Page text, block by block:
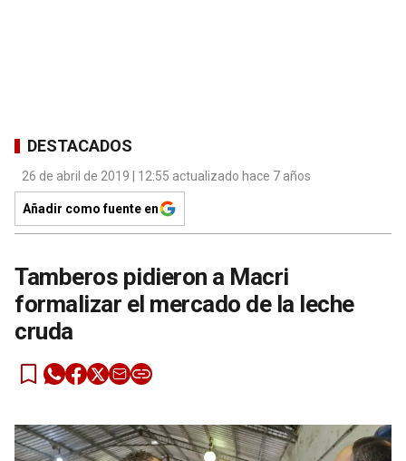
DESTACADOS
26 de abril de 2019 | 12:55 actualizado hace 7 años
Añadir como fuente en
Tamberos pidieron a Macri
formalizar el mercado de la leche
cruda